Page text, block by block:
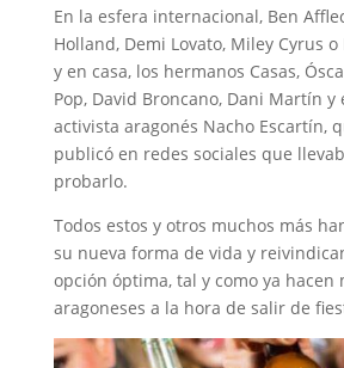
En la esfera internacional, Ben
Holland, Demi Lovato, Miley Cyrus
y en casa, los hermanos Casas,
Pop, David Broncano, Dani Martín y
activista aragonés Nacho Escartín,
publicó en redes sociales que
probarlo.
Todos estos y otros muchos más
su nueva forma de vida y
opción óptima, tal y como ya hacen
aragoneses a la hora de salir de